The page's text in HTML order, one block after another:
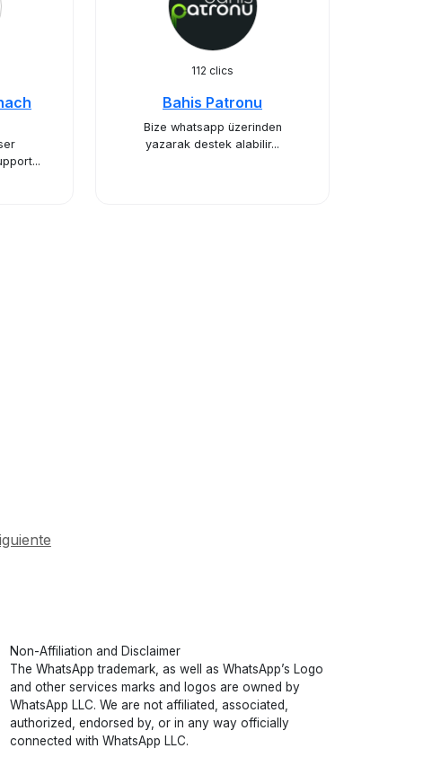
112 clics
Bahis Patronu
Bize whatsapp üzerinden
yazarak destek alabilir...
Non-Affiliation and Disclaimer
The WhatsApp trademark, as well as WhatsApp’s Logo
and other services marks and logos are owned by
WhatsApp LLC. We are not affiliated, associated,
authorized, endorsed by, or in any way officially
connected with WhatsApp LLC.